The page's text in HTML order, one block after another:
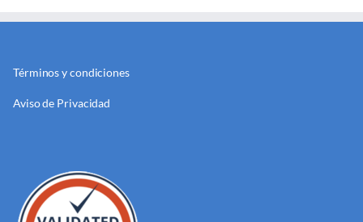
Términos y condiciones
Aviso de Privacidad